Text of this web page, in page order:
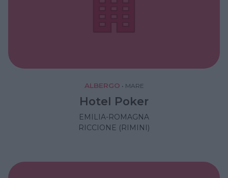
ALBERGO • MARE
Hotel Poker
EMILIA-ROMAGNA
RICCIONE (RIMINI)